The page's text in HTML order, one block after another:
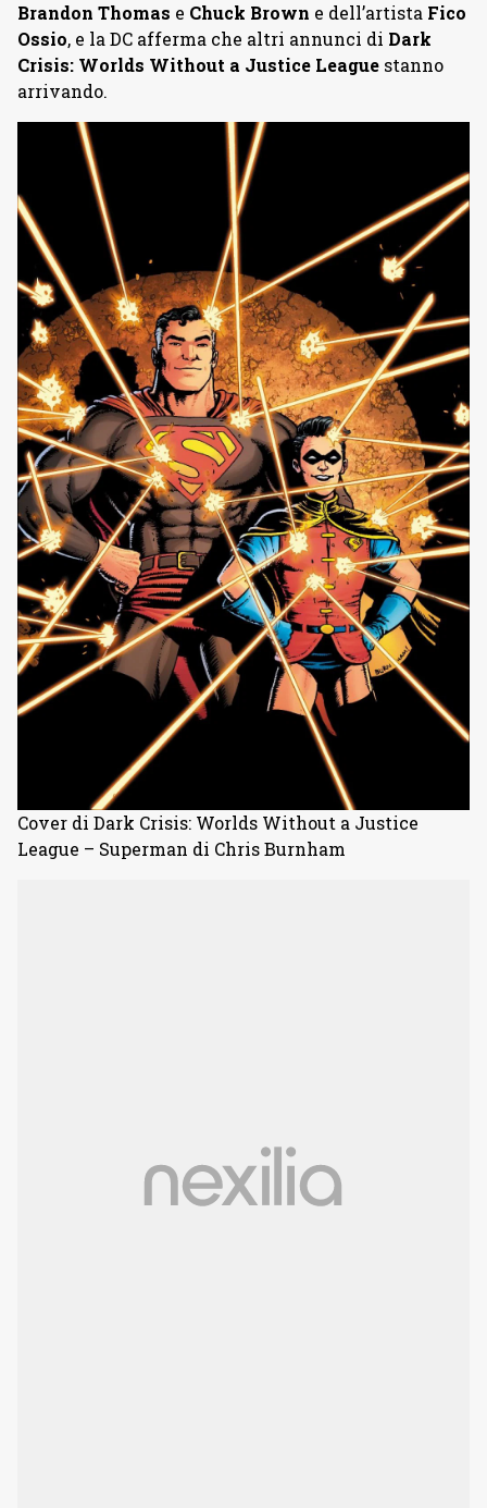
Brandon Thomas e Chuck Brown e dell’artista Fico
Ossio, e la DC afferma che altri annunci di Dark
Crisis: Worlds Without a Justice League stanno
arrivando.
Cover di Dark Crisis: Worlds Without a Justice
League – Superman di Chris Burnham